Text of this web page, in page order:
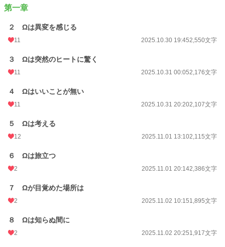
第一章
２ Ωは異変を感じる
11 2025.10.30 19:452,550文字
３ Ωは突然のヒートに驚く
11 2025.10.31 00:052,176文字
４ Ωはいいことが無い
11 2025.10.31 20:202,107文字
５ Ωは考える
12 2025.11.01 13:102,115文字
６ Ωは旅立つ
2 2025.11.01 20:142,386文字
７ Ωが目覚めた場所は
2 2025.11.02 10:151,895文字
８ Ωは知らぬ間に
2 2025.11.02 20:251,917文字